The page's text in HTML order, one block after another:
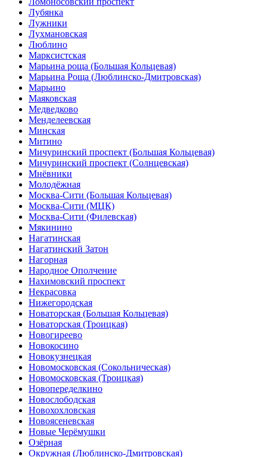
Лубянка
Лужники
Лухмановская
Люблино
Марксистская
Марьина роща (Большая Кольцевая)
Марьина Роща (Люблинско-Дмитровская)
Марьино
Маяковская
Медведково
Менделеевская
Минская
Митино
Мичуринский проспект (Большая Кольцевая)
Мичуринский проспект (Солнцевская)
Мнёвники
Молодёжная
Москва-Сити (Большая Кольцевая)
Москва-Сити (МЦК)
Москва-Сити (Филевская)
Мякинино
Нагатинская
Нагатинский Затон
Нагорная
Народное Ополчение
Нахимовский проспект
Некрасовка
Нижегородская
Новаторская (Большая Кольцевая)
Новаторская (Троицкая)
Новогиреево
Новокосино
Новокузнецкая
Новомосковская (Сокольническая)
Новомосковская (Троицкая)
Новопеределкино
Новослободская
Новохохловская
Новоясеневская
Новые Черёмушки
Озёрная
Окружная (Люблинско-Дмитровская)